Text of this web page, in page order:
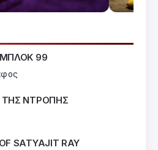
99
ΝΤΡΟΠΗΣ
SATYAJIT RAY